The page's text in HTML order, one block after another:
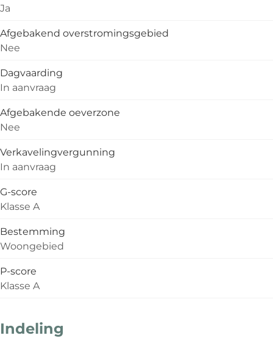
Ja
Afgebakend overstromingsgebied
Nee
Dagvaarding
In aanvraag
Afgebakende oeverzone
Nee
Verkavelingvergunning
In aanvraag
G-score
Klasse A
Bestemming
Woongebied
P-score
Klasse A
Indeling